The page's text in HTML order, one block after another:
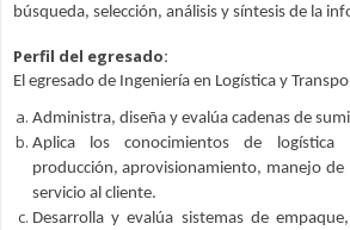
búsqueda, selección, análisis y síntesis de la
Perfil del egresado:
El egresado de Ingeniería en Logística y
Administra, diseña y evalúa cadenas de
Aplica los conocimientos de
producción, aprovisionamiento, manejo
servicio al cliente.
Desarrolla y evalúa sistemas de